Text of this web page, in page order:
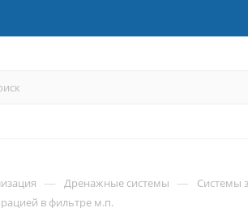
— Дренажные системы — Системы
в фильтре м.п.